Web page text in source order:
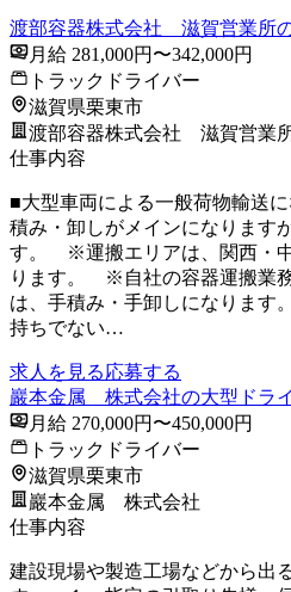
渡部容器株式会社 滋賀営業所
月給 281,000円〜342,000円
トラックドライバー
滋賀県栗東市
渡部容器株式会社 滋賀営業
仕事内容
■大型車両による一般荷物輸送
積み・卸しがメインになります
す。 ※運搬エリアは、関西・
ります。 ※自社の容器運搬業
は、手積み・手卸しになりま
持ちでない…
求人を見る応募する
巖本金属 株式会社の大型ドラ
月給 270,000円〜450,000円
トラックドライバー
滋賀県栗東市
巖本金属 株式会社
仕事内容
建設現場や製造工場などから出